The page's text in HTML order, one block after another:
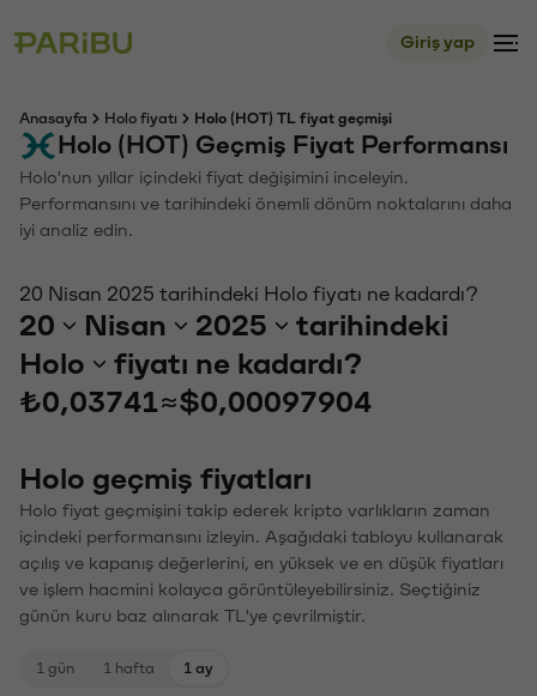
Giriş yap
Anasayfa Holo fiyatı Holo (HOT) TL fiyat geçmişi
Holo (HOT) Geçmiş Fiyat Performansı
Holo'nun yıllar içindeki fiyat değişimini inceleyin.
Performansını ve tarihindeki önemli dönüm noktalarını daha
iyi analiz edin.
20 Nisan 2025 tarihindeki Holo fiyatı ne kadardı?
20 Nisan 2025
tarihindeki
Holo
fiyatı ne kadardı?
₺0,03741≈$0,00097904
Holo geçmiş fiyatları
Holo fiyat geçmişini takip ederek kripto varlıkların zaman
içindeki performansını izleyin. Aşağıdaki tabloyu kullanarak
açılış ve kapanış değerlerini, en yüksek ve en düşük fiyatları
ve işlem hacmini kolayca görüntüleyebilirsiniz. Seçtiğiniz
günün kuru baz alınarak TL'ye çevrilmiştir.
1 gün 1 hafta 1 ay